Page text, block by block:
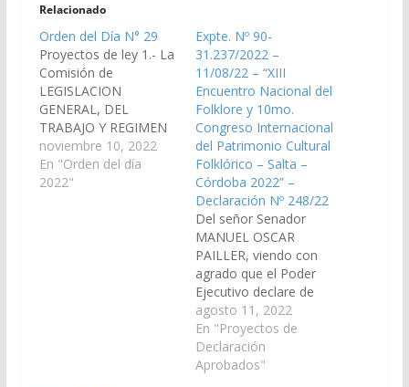
Relacionado
Orden del Día N° 29
Proyectos de ley 1.- La
Comisión de
LEGISLACION
GENERAL, DEL
TRABAJO Y REGIMEN
PREVISIONAL ha
considerado el
proyecto de Ley de los
noviembre 10, 2022
En "Orden del día
2022"
Expte. Nº 90-
31.237/2022 –
11/08/22 – “XIII
Encuentro Nacional del
Folklore y 10mo.
Congreso Internacional
del Patrimonio Cultural
Folklórico – Salta –
Córdoba 2022” –
Declaración Nº 248/22
Del señor Senador
MANUEL OSCAR
PAILLER, viendo con
agrado que el Poder
Ejecutivo declare de
interés provincial el
“XIII Encuentro
Nacional del Folklore y
10mo. Congreso
agosto 11, 2022
En "Proyectos de
Declaración
Aprobados"